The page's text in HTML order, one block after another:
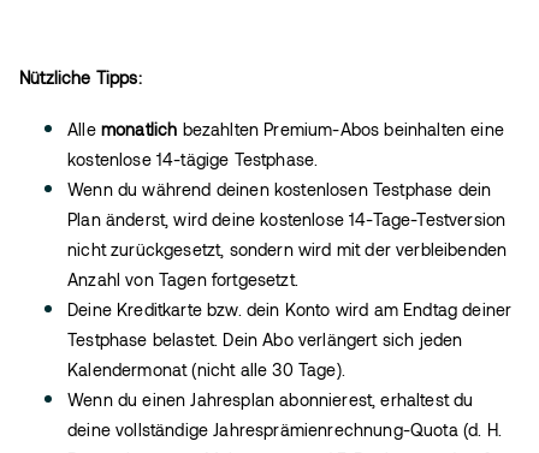
Nützliche Tipps:
Alle monatlich bezahlten Premium-Abos beinhalten eine
kostenlose 14-tägige Testphase.
Wenn du während deinen kostenlosen Testphase dein
Plan änderst, wird deine kostenlose 14-Tage-Testversion
nicht zurückgesetzt, sondern wird mit der verbleibenden
Anzahl von Tagen fortgesetzt.
Deine Kreditkarte bzw. dein Konto wird am Endtag deiner
Testphase belastet. Dein Abo verlängert sich jeden
Kalendermonat (nicht alle 30 Tage).
Wenn du einen Jahresplan abonnierest, erhaltest du
deine vollständige Jahresprämienrechnung-Quota (d. H.